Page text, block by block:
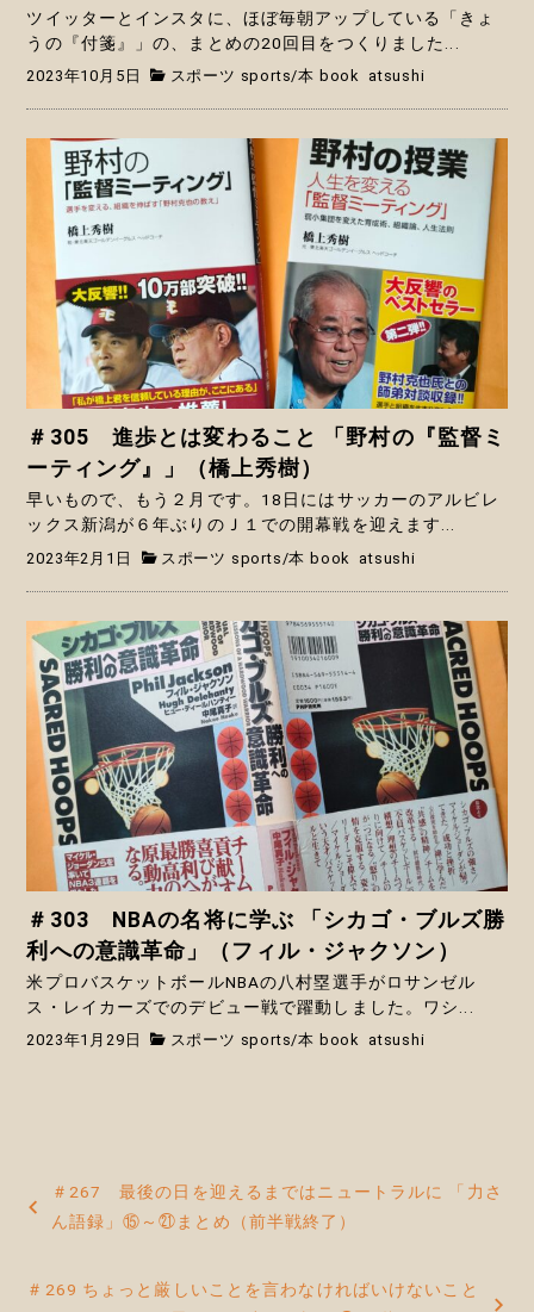
ツイッターとインスタに、ほぼ毎朝アップしている「きょ
うの『付箋』」の、まとめの20回目をつくりました...
2023年10月5日 スポーツ sports/本 book atsushi
＃305 進歩とは変わること 「野村の『監督ミ
ーティング』」（橋上秀樹）
早いもので、もう２月です。18日にはサッカーのアルビレ
ックス新潟が６年ぶりのＪ１での開幕戦を迎えます...
2023年2月1日 スポーツ sports /本 book atsushi
＃303 NBAの名将に学ぶ 「シカゴ・ブルズ勝
利への意識革命」（フィル・ジャクソン）
米プロバスケットボールNBAの八村塁選手がロサンゼル
ス・レイカーズでのデビュー戦で躍動しました。ワシ...
2023年1月29日 スポーツ sports/本 book atsushi
稿
＃267 最後の日を迎えるまではニュートラルに 「力さ
ん語録」⑮～㉑まとめ（前半戦終了）
＃269 ちょっと厳しいことを言わなければいけないこと